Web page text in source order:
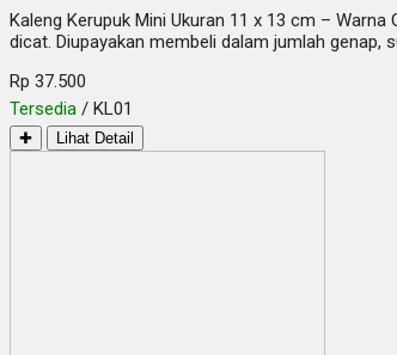
Kaleng Kerupuk Mini Ukuran 11 x 13 cm –
dicat. Diupayakan membeli dalam jumlah
Rp 37.500
Tersedia / KL01
✚ Lihat Detail